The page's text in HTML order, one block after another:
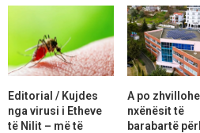
Editorial / Kujdes
nga virusi i Etheve
të Nilit – më të
A po
nxënësit të
barabartë